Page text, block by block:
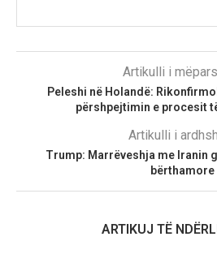
Artikulli i
Peleshi në Holandë:
përshpejtimin e procesit
Artikulli i
Trump: Marrëveshja me Iranin
bërthamore
ARTIKUJ TË